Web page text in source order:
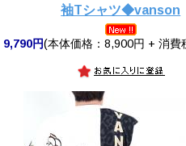
袖Tシャツ◆vanson
9,790円(本体価格：8,900円 + 消費